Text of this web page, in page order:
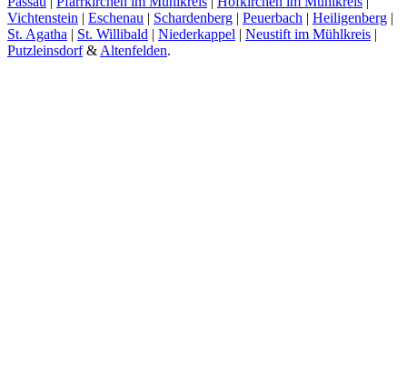
Vichtenstein | Eschenau | Schardenberg | Peuerbach | Heiligenberg |
St. Agatha | St. Willibald | Niederkappel | Neustift im Mühlkreis |
Putzleinsdorf& Altenfelden.